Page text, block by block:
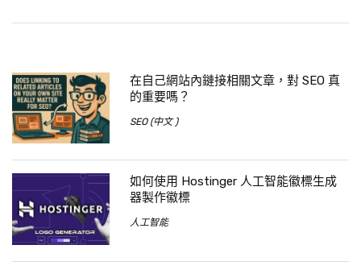
在自己網站內鏈接相關文章，對 SEO 真
的重要嗎？
SEO (中文 )
如何使用 Hostinger 人工智能徽標生成
器製作徽標
人工智能